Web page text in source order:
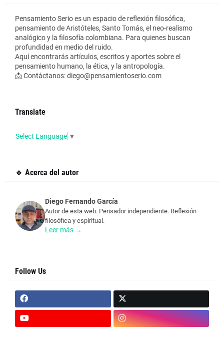
Pensamiento Serio es un espacio de reflexión filosófica,
pensamiento de Aristóteles, Santo Tomás, el neo-realismo
analógico y la filosofía colombiana. Para quienes buscan
profundidad en medio del ruido.
Aquí encontrarás artículos, escritos y aportes sobre el
pensamiento humano, la ética, y la antropología.
📩 Contáctanos: diego@pensamientoserio.com
Translate
Select Language ▼
🔹 Acerca del autor
Diego Fernando García
Autor de esta web. Pensador independiente. Reflexión
filosófica y espiritual.
Leer más →
Follow Us